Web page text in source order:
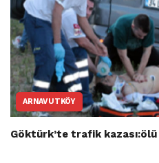
ARNAVUTKÖY
Göktürk’te trafik kazası:ölü